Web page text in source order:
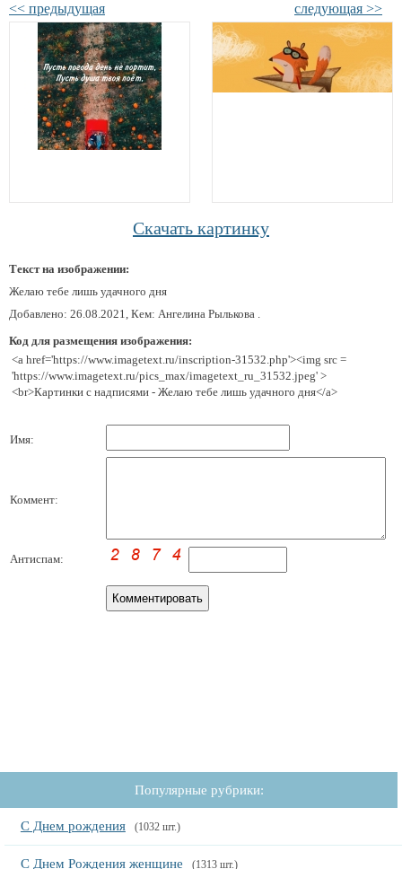
<< предыдущая следующая >>
Скачать картинку
Текст на изображении:
Желаю тебе лишь удачного дня
Добавлено: 26.08.2021, Кем: Ангелина Рылькова .
Код для размещения изображения:
<a href='https://www.imagetext.ru/inscription-31532.php'><img src =
'https://www.imagetext.ru/pics_max/imagetext_ru_31532.jpeg' >
<br>Картинки с надписями - Желаю тебе лишь удачного дня</a>
Имя:
Коммент:
Антиспам:
Популярные рубрики:
С Днем рождения (1032 шт.)
С Днем Рождения женщине (1313 шт.)